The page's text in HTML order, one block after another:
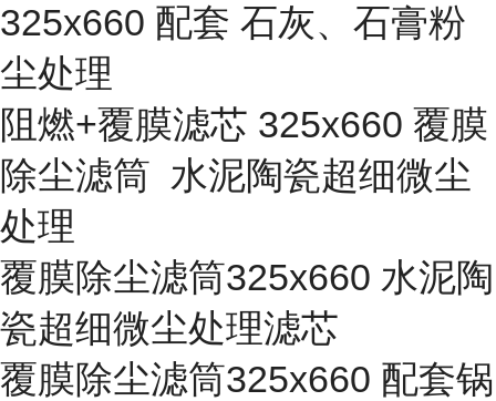
325x660 配套 石灰、石膏粉
尘处理
阻燃+覆膜滤芯 325x660 覆膜
除尘滤筒 水泥陶瓷超细微尘
处理
覆膜除尘滤筒325x660 水泥陶
瓷超细微尘处理滤芯
覆膜除尘滤筒325x660 配套锅